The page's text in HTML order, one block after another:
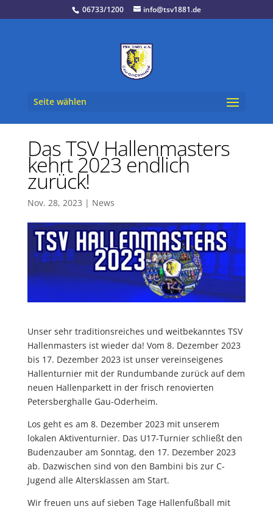
06733/1200 info@tsv1881.de
Seite wählen
Das TSV Hallenmasters
kehrt 2023 endlich
zurück!
Nov. 28, 2023 | News
Unser sehr traditionsreiches und weitbekanntes TSV
Hallenmasters ist wieder da! Vom 8. Dezember 2023
bis 17. Dezember 2023 ist unser vereinseigenes
Hallenturnier mit der Rundumbande zurück auf dem
neuen Hallenparkett in der frisch renovierten
Petersberghalle Gau-Oderheim.
Los geht es am 8. Dezember 2023 mit unserem
lokalen Aktiventurnier. Das U17-Turnier schließt den
Budenzauber am Sonntag, den 17. Dezember 2023
ab. Dazwischen sind von den Bambini bis zur C-
Jugend alle Altersklassen am Start.
Wir freuen uns auf sieben Tage Hallenfußball mit